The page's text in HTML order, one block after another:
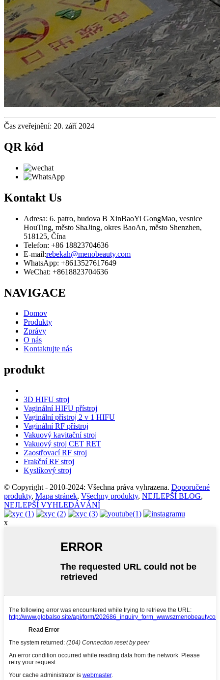
Čas zveřejnění: 20. září 2024
QR kód
Kontakt Us
Adresa: 6. patro, budova B XinBaoYi GongMao, vesnice
HouTing, město ShaJing, okres BaoAn, město Shenzhen,
518125, Čína
Telefon: +86 18823704636
E-mail:rebekah@menobeauty.com
WhatsApp: +8613527617649
WeChat: +8618823704636
NAVIGACE
Domov
Produkty
Zprávy
O nás
Kontaktujte nás
produkt
3D HIFU stroj
Vaginální HIFU přístroj
Vaginální přístroj 2 v 1 HIFU
Vaginální RF přístroj
Vakuový kavitační stroj
Vakuový stroj CET RET
Zaostřovací RF stroj
Frakční RF stroj
Kyslíkový stroj
© Copyright - 2010-2024: Všechna práva vyhrazena. Doporučené
produkty, Mapa stránek, Všechny produkty, NEJLEPŠÍ BLOG,
NEJLEPŠÍ VYHLEDÁVÁNÍ
x